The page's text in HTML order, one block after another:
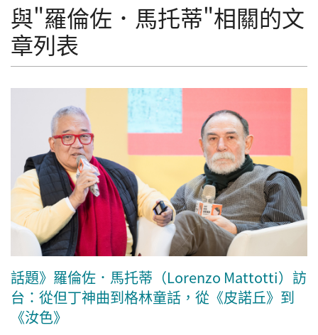
與"羅倫佐．馬托蒂"相關的文
章列表
話題》羅倫佐．馬托蒂（Lorenzo Mattotti）訪
台：從但丁神曲到格林童話，從《皮諾丘》到
《汝色》